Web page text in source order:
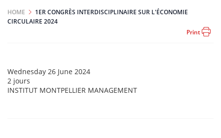
HOME
1ER CONGRÈS INTERDISCIPLINAIRE SUR L'ÉCONOMIE
CIRCULAIRE 2024
Print
Event
date
Wednesday 26 June 2024
Durée
2 jours
Event
INSTITUT MONTPELLIER MANAGEMENT